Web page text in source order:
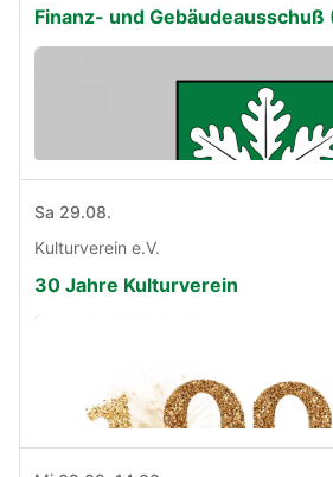
Finanz- und Gebäudeausschuß
Sa 29.08.
Kulturverein e.V.
30 Jahre Kulturverein